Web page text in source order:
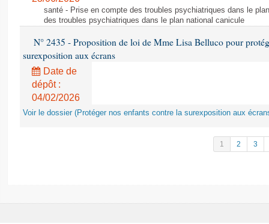
santé - Prise en compte des troubles psychiatriques dans le
des troubles psychiatriques dans le plan national canicule
N° 2435 - Proposition de loi de Mme Lisa Belluco pour
surexposition aux écrans
Date de
dépôt :
04/02/2026
Voir le dossier (Protéger nos enfants contre la surexposition aux
1 2 3